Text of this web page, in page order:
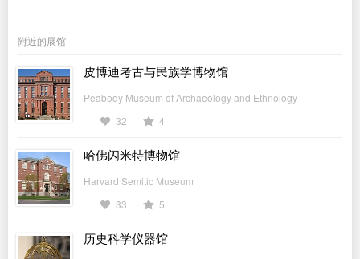
附近的展馆
皮博迪考古与民族学博物馆
Peabody Museum of Archaeology and Ethnology
32
4
哈佛闪米特博物馆
Harvard Semitic Museum
33
5
历史科学仪器馆